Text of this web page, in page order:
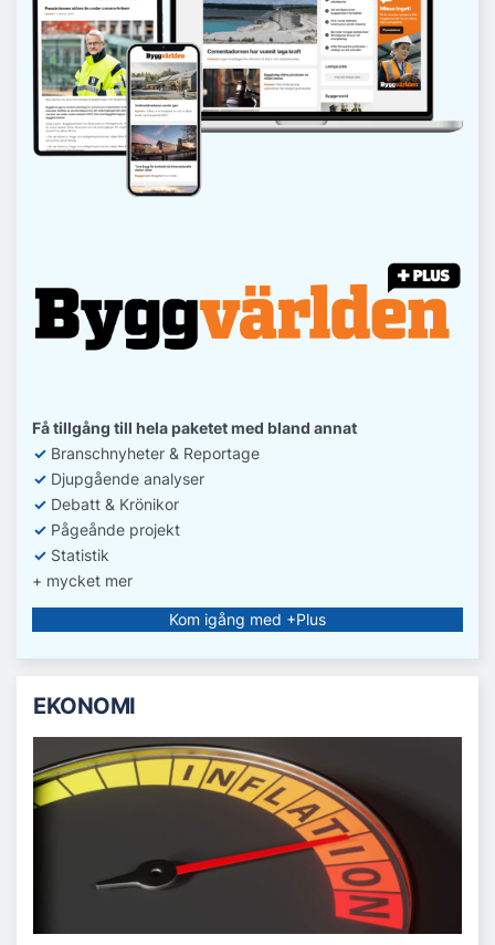
Få tillgång till hela paketet med bland annat
✓ Branschnyheter & Reportage
✓ Djupgående analyser
✓ Debatt & Krönikor
✓ Pågeånde projekt
✓ Statistik
+ mycket mer
Kom igång med +Plus
EKONOMI